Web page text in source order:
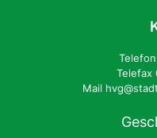
Telefax
Mail